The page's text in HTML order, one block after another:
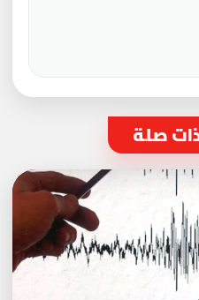
صلة